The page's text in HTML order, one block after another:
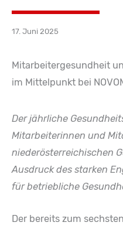
17. Juni 2025
Mitarbeitergesundheit
im Mittelpunkt bei
Der jährliche
Mitarbeiterinnen und
niederösterreichischen
Ausdruck des starken
für betriebliche
Der bereits zum